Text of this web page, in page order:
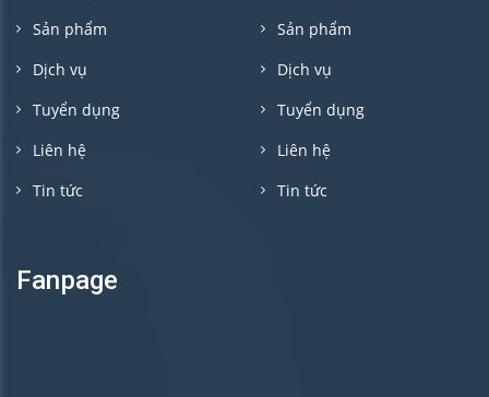
Sản phẩm
Dịch vụ
Tuyển dụng
Liên hệ
Tin tức
Sản phẩm
Dịch vụ
Tuyển dụng
Liên hệ
Tin tức
Fanpage